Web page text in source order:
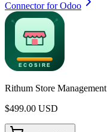
Connector for Odoo
Rithum Store Management
$499.00 USD